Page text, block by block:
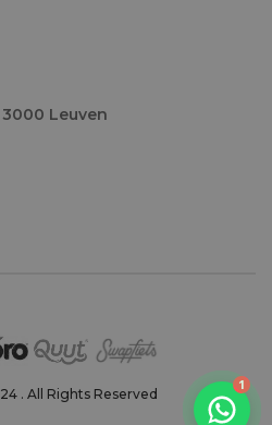
Leuven
. All Rights Reserved
1